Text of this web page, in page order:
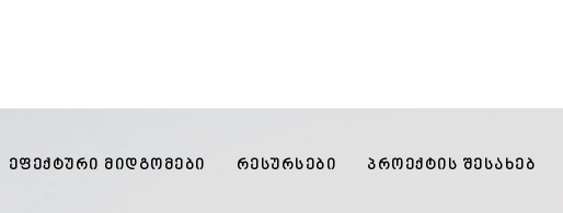
ᲔᲤᲔᲥᲢᲣᲠᲘ ᲛᲘᲓᲒᲝᲛᲔᲑᲘ ᲠᲔᲡᲣᲠᲡᲔᲑᲘ ᲞᲠᲝᲔᲥᲢᲘᲡ ᲨᲔᲡᲐᲮᲔᲑ